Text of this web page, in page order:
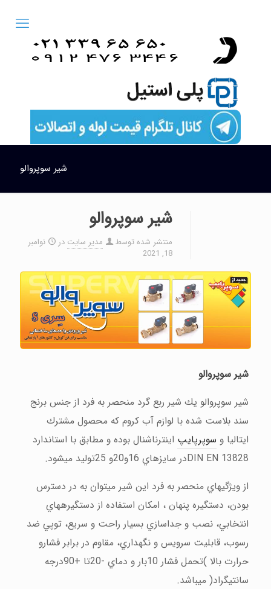
شير سوپروالو
شير سوپروالو
منتشر شده توسط مدیر سایت در
نوامبر
18, 2021
شير سوپروالو
شير سوپروالو يك شير ربع گرد منحصر به فرد از جنس برنج
سند بلاست شده با لوازم آب كروم كه محصول مشترك
ايتاليا و سوپرپايپ اينترناشنال بوده و مطابق با استاندارد
DIN EN 13828در سايزهاي 16و20و 25توليد ميشود.
از ويژگيهاي منحصر به فرد اين شير ميتوان به در دسترس
بودن، دستگيره پنهان ، امكان استفاده از دستگيرههاي
انتخابي، نصب و جداسازي بسيار راحت و سريع، توپي ضد
رسوب، قابليت سرويس و نگهداري، مقاوم در برابر فشارو
حرارت بالا )تحمل فشار 10بار و دماي -20تا +90درجه
سانتيگراد( ميباشد.